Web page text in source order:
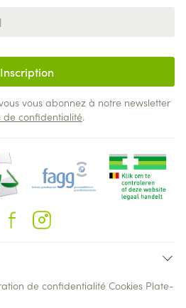
Inscription
vous abonnez à notre newsletter
de confidentialité.
de confidentialité Cookies Plate-